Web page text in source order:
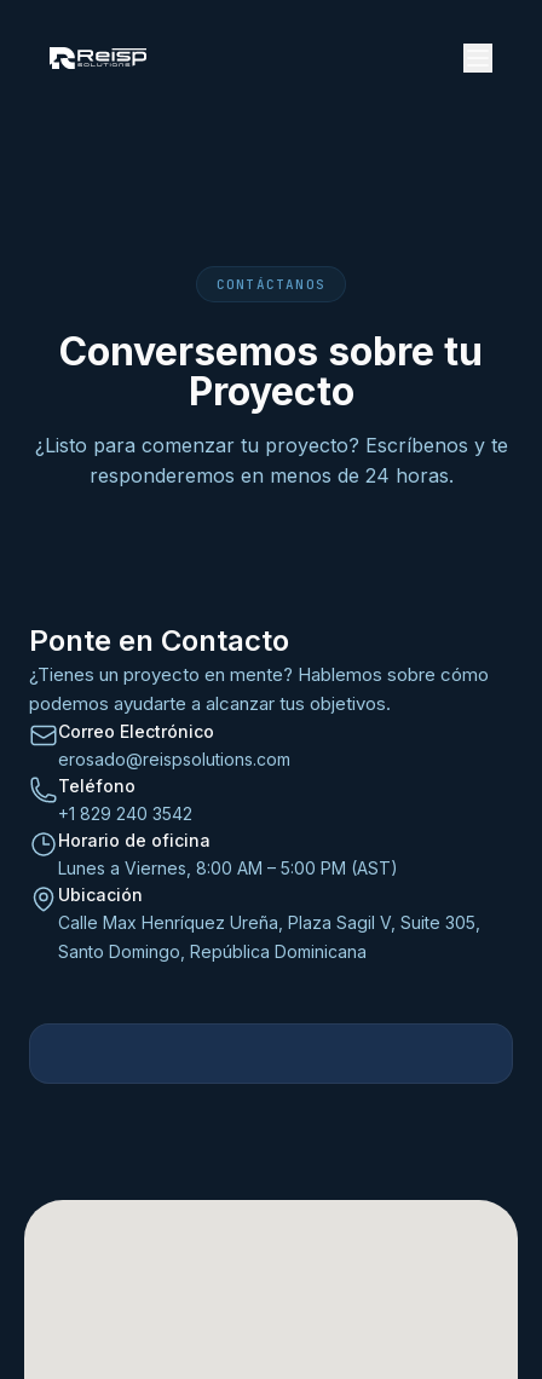
CONTÁCTANOS
Conversemos sobre tu
Proyecto
¿Listo para comenzar tu proyecto? Escríbenos y te
responderemos en menos de 24 horas.
Ponte en Contacto
¿Tienes un proyecto en mente? Hablemos sobre cómo
podemos ayudarte a alcanzar tus objetivos.
Correo Electrónico
erosado@reispsolutions.com
Teléfono
+1 829 240 3542
Horario de oficina
Lunes a Viernes, 8:00 AM – 5:00 PM (AST)
Ubicación
Calle Max Henríquez Ureña, Plaza Sagil V, Suite 305,
Santo Domingo, República Dominicana